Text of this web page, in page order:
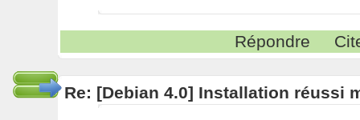
Répondre
Re: [Debian 4.0] Installation réussi